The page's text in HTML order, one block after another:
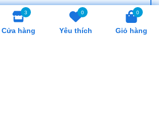
3
Cửa hàng
0
Yêu thích
0
Giỏ hàng
Cung Cấp Khay Cơm Giá Rẻ, Uy Tín Tại Hồ
Chí Minh